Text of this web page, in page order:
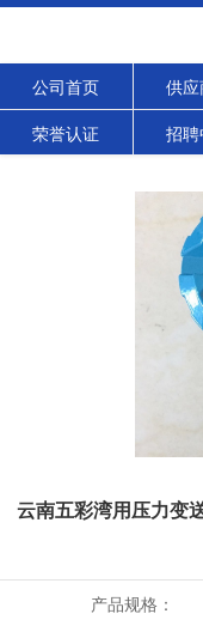
公司首页 供应
荣誉认证 招聘
云南五彩湾用压力变
产品规格：